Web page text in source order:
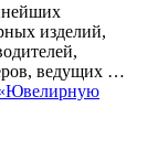
изделий,
ведущих …
«Ювелирную